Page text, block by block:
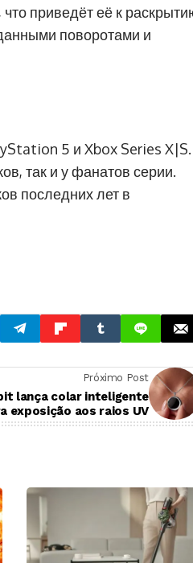
приведёт её к
поворотами и
5 и Xbox Series X|S.
так и у фанатов серии.
последних лет в
Próximo Post
lança colar inteligente
exposição aos raios UV